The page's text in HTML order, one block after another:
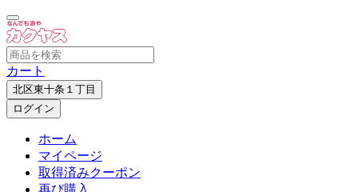
カート
北区東十条１丁目
ログイン
ホーム
マイページ
取得済みクーポン
再び購入